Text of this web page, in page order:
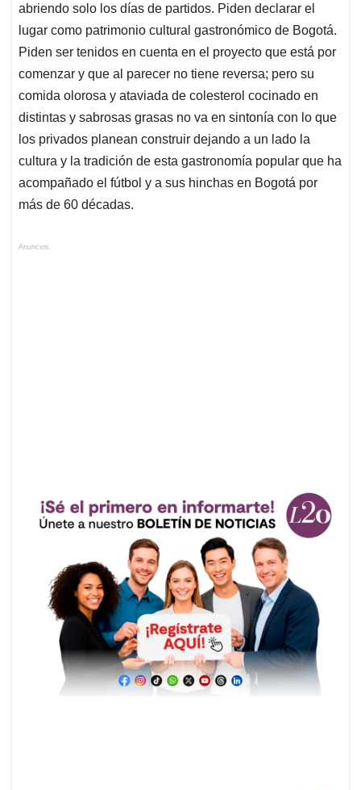
abriendo solo los días de partidos. Piden declarar el
lugar como patrimonio cultural gastronómico de Bogotá.
Piden ser tenidos en cuenta en el proyecto que está por
comenzar y que al parecer no tiene reversa; pero su
comida olorosa y ataviada de colesterol cocinado en
distintas y sabrosas grasas no va en sintonía con lo que
los privados planean construir dejando a un lado la
cultura y la tradición de esta gastronomía popular que ha
acompañado el fútbol y a sus hinchas en Bogotá por
más de 60 décadas.
Anuncios.